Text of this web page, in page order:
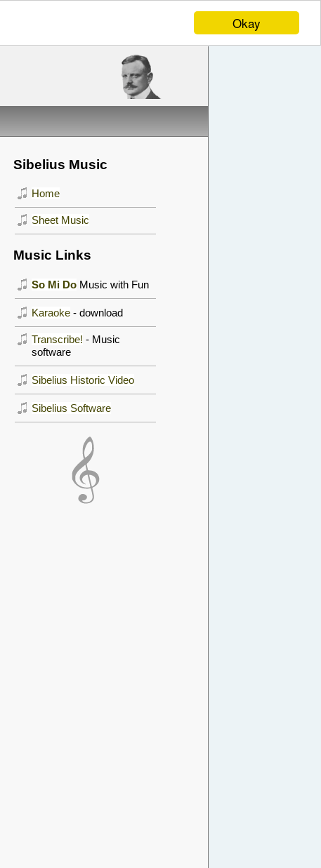
Okay
Sibelius Music
Home
Sheet Music
Music Links
So Mi Do Music with Fun
Karaoke - download
Transcribe! - Music
software
Sibelius Historic Video
Sibelius Software